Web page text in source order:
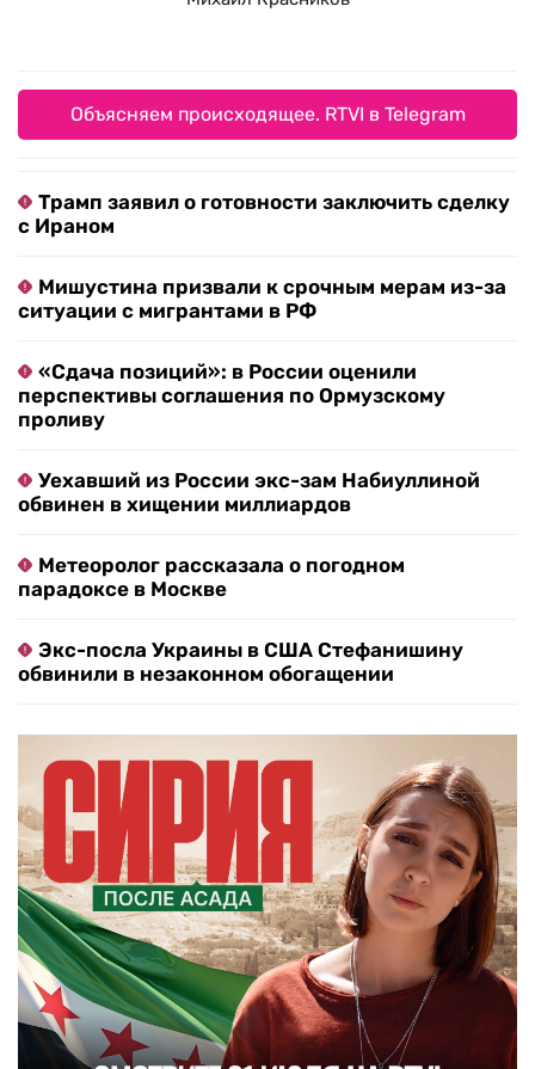
Объясняем происходящее. RTVI в Telegram
Трамп заявил о готовности заключить сделку
с Ираном
Мишустина призвали к срочным мерам из-за
ситуации с мигрантами в РФ
«Сдача позиций»: в России оценили
перспективы соглашения по Ормузскому
проливу
Уехавший из России экс-зам Набиуллиной
обвинен в хищении миллиардов
Метеоролог рассказала о погодном
парадоксе в Москве
Экс-посла Украины в США Стефанишину
обвинили в незаконном обогащении